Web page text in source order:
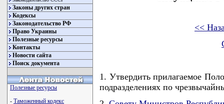
Законы других стран
Кодексы
Законодательство РФ
Право Украины
Полезные ресурсы
Контакты
Новости сайта
Поиск документа
Полезные ресурсы
- Таможенный кодекс
<<
1. Утвердить прилагаемое
подразделениях по